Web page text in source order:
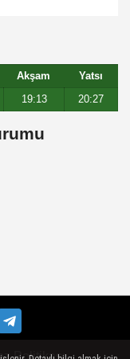
Akşam
Yatsı
19:13 20:27